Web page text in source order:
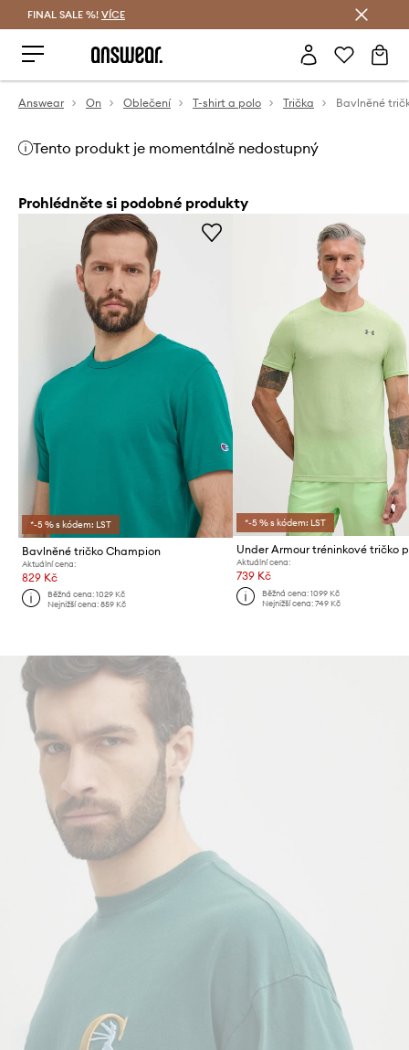
FINAL SALE %! VÍCE
Answear On Oblečení T-shirt a polo Trička Bavlněné
Tento produkt je momentálně nedostupný
Prohlédněte si podobné produkty
*-5 % s kódem: LST
Bavlněné tričko Champion
Aktuální cena:
829 Kč
Běžná cena:1029 Kč
Nejnižší cena:859 Kč
*-5 % s kódem: LST
Aktuální cena:
739 Kč
Běžná cena: 1099 Kč
Nejnižší cena: 749 Kč